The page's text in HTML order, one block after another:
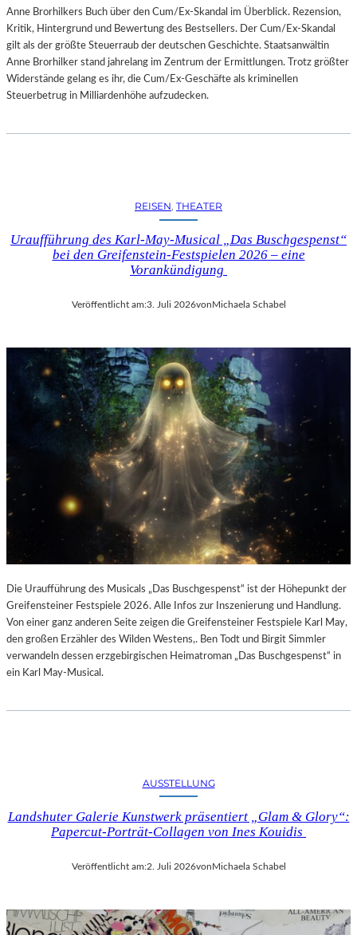
Anne Brorhilkers Buch über den Cum/Ex-Skandal im Überblick. Rezension,
Kritik, Hintergrund und Bewertung des Bestsellers. Der Cum/Ex-Skandal
gilt als der größte Steuerraub der deutschen Geschichte. Staatsanwältin
Anne Brorhilker stand jahrelang im Zentrum der Ermittlungen. Trotz größter
Widerstände gelang es ihr, die Cum/Ex-Geschäfte als kriminellen
Steuerbetrug in Milliardenhöhe aufzudecken.
REISEN, THEATER
Uraufführung des Karl-May-Musical „Das Buschgespenst“
bei den Greifenstein-Festspielen 2026 – eine
Vorankündigung
Veröffentlicht am:3. Juli 2026vonMichaela Schabel
Die Uraufführung des Musicals „Das Buschgespenst“ ist der Höhepunkt der
Greifensteiner Festspiele 2026. Alle Infos zur Inszenierung und Handlung.
Von einer ganz anderen Seite zeigen die Greifensteiner Festspiele Karl May,
den großen Erzähler des Wilden Westens,. Ben Todt und Birgit Simmler
verwandeln dessen erzgebirgischen Heimatroman „Das Buschgespenst“ in
ein Karl May-Musical.
AUSSTELLUNG
Landshuter Galerie Kunstwerk präsentiert „Glam & Glory“:
Papercut-Porträt-Collagen von Ines Kouidis
Veröffentlicht am:2. Juli 2026vonMichaela Schabel